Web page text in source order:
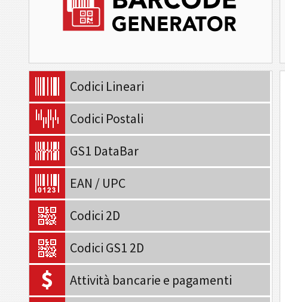
Codici Lineari
Codici Postali
GS1 DataBar
EAN / UPC
Codici 2D
Codici GS1 2D
Attività bancarie e pagamenti